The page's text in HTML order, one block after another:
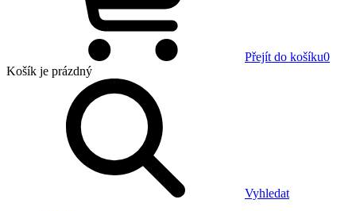
Přejít do košíku0
Košík je prázdný
Vyhledat